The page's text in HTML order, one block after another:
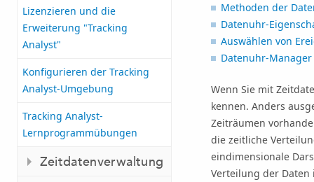
Lizenzieren und die
Erweiterung "Tracking
Analyst"
Konfigurieren der Tracking
Analyst-Umgebung
Tracking Analyst-
Lernprogrammübungen
Zeitdatenverwaltung
Methoden der
Datenuhr-
Auswählen von
Datenuhr-Manager
Wenn Sie mit
kennen. Anders
Zeiträumen
die zeitliche
eindimensionale
Verteilung der Daten